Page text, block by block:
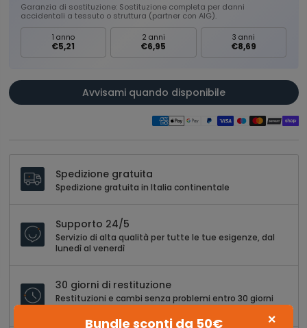
Garanzia di sostituzione: Sostituzione completa per danni
accidentali a tessuto o struttura (partner con AIG).
1 anno
€5,21
2 anni
€6,95
3 anni
€8,69
Avvisami quando disponibile
Spedizione gratuita
Spedizione gratuita in Italia continentale
Supporto 24/5
Servizio di alta qualità per tutte le tue esigenze, dal
lunedì al venerdì
30 giorni di restituzione
Restituzioni e cambi senza problemi entro 30 giorni
×
Bundle sconti da 50€